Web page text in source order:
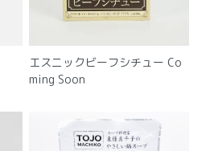
エスニックビーフシチュー Co
ming Soon